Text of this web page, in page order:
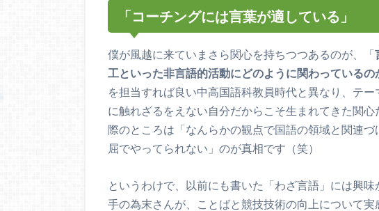
「コーチングには言葉が適している」
僕が風越に来ていまさら関心を持ちつつあるのが、「
工といった非言語的活動にどのように関わっているの
を担当すれば良い中高国語科教員時代と異なり、テ
に触れざるをえない自分だからこそ生まれてきた関
際のところは「なんらかの観点で国語の領域と関連
屈でやってられない」のが真相です（笑）
というわけで、以前にも書いた「わざ言語」には興
手の為末さんが、ことばと競技技術の向上について実